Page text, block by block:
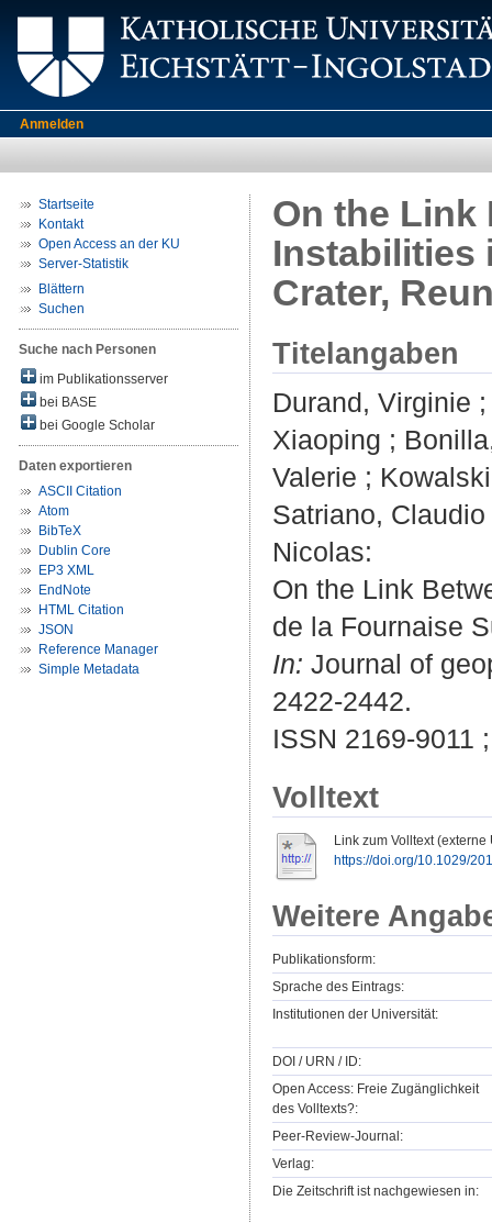
Anmelden
Startseite
Kontakt
Open Access an der KU
Server-Statistik
Blättern
Suchen
Suche nach Personen
im Publikationsserver
bei BASE
bei Google Scholar
Daten exportieren
ASCII Citation
Atom
BibTeX
Dublin Core
EP3 XML
EndNote
HTML Citation
JSON
Reference Manager
Simple Metadata
On the Link
Instabilities
Crater,
Titelangaben
Durand, Virginie
Xiaoping ;
Valerie ;
Satriano, Claudio
Nicolas:
On the Link
de la Fournaise
In: Journal of
2422-2442.
ISSN 2169-9011
Volltext
Link zum Volltext (externe
https://doi.org/10.1029/
Weitere
Publikationsform:
Sprache des Eintrags:
Institutionen der Universität:
DOI / URN / ID:
Open Access: Freie Zugänglichkeit
des Volltexts?:
Peer-Review-Journal:
Verlag:
Die Zeitschrift ist nachgewiesen in: